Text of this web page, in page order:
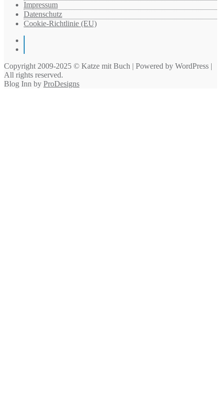
Impressum
Datenschutz
Cookie-Richtlinie (EU)
Copyright 2009-2025 © Katze mit Buch | Powered by WordPress |
All rights reserved.
Blog Inn by ProDesigns